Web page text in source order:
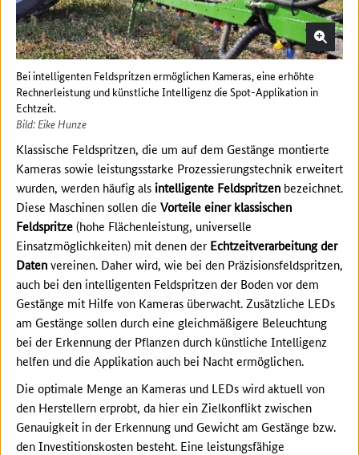
Bei intelligenten Feldspritzen ermöglichen Kameras, eine erhöhte
Rechnerleistung und künstliche Intelligenz die Spot-Applikation in
Echtzeit.
Bild: Eike Hunze
Klassische Feldspritzen, die um auf dem Gestänge montierte
Kameras sowie leistungsstarke Prozessierungstechnik erweitert
wurden, werden häufig als intelligente Feldspritzen bezeichnet.
Diese Maschinen sollen die Vorteile einer klassischen
Feldspritze(hohe Flächenleistung, universelle
Einsatzmöglichkeiten) mit denen der Echtzeitverarbeitung der
Datenvereinen. Daher wird, wie bei den Präzisionsfeldspritzen,
auch bei den intelligenten Feldspritzen der Boden vor dem
Gestänge mit Hilfe von Kameras überwacht. Zusätzliche LEDs
am Gestänge sollen durch eine gleichmäßigere Beleuchtung
bei der Erkennung der Pflanzen durch künstliche Intelligenz
helfen und die Applikation auch bei Nacht ermöglichen.
Die optimale Menge an Kameras und LEDs wird aktuell von
den Herstellern erprobt, da hier ein Zielkonflikt zwischen
Genauigkeit in der Erkennung und Gewicht am Gestänge bzw.
den Investitionskosten besteht. Eine leistungsfähige